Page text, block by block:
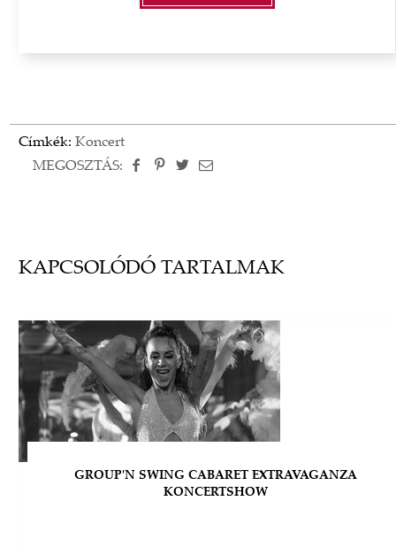
Címkék: Koncert
MEGOSZTÁS:
KAPCSOLÓDÓ TARTALMAK
GROUP'N SWING CABARET EXTRAVAGANZA
KONCERTSHOW